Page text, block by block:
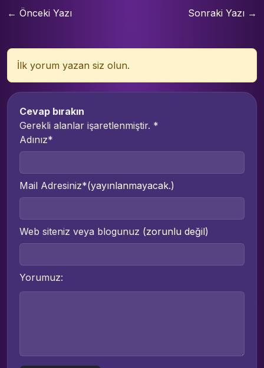
← Önceki Yazı Sonraki Yazı →
İlk yorum yazan siz olun.
Cevap bırakın
Gerekli alanlar işaretlenmiştir. *
Adınız*
Mail Adresiniz*(yayınlanmayacak.)
Web siteniz veya blogunuz (zorunlu değil)
Yorumuz: